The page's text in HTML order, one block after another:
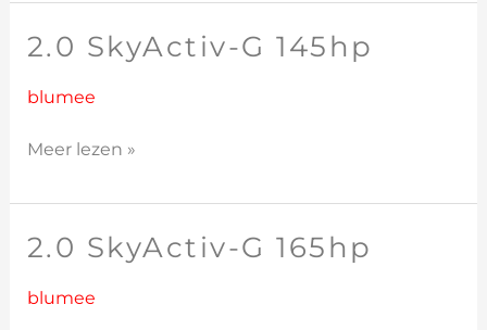
2.0 SkyActiv-G 145hp
blumee
2.0
G
Meer lezen »
2.0 SkyActiv-G 165hp
blumee
2.0
G